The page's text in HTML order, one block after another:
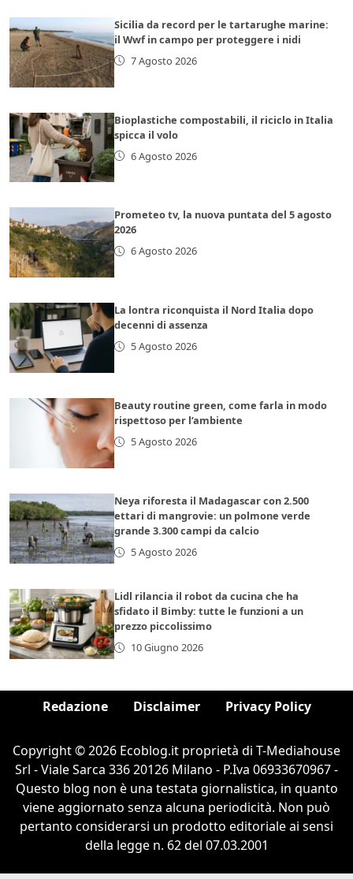
Sicilia da record per le tartarughe marine:
il Wwf in campo per proteggere i nidi
7 Agosto 2026
Bioplastiche compostabili, il riciclo in Italia
spicca il volo
6 Agosto 2026
Prometeo tv, la nuova puntata del 5 agosto
2026
6 Agosto 2026
La lontra riconquista il Nord Italia dopo
decenni di assenza
5 Agosto 2026
Beauty routine green, come farla in modo
rispettoso per l’ambiente
5 Agosto 2026
Neya riforesta il Madagascar con 2.500
ettari di mangrovie: un polmone verde
grande 3.300 campi da calcio
5 Agosto 2026
Lidl rilancia il robot da cucina che ha
sfidato il Bimby: tutte le funzioni a un
prezzo piccolissimo
10 Giugno 2026
Redazione Disclaimer Privacy Policy
Copyright © 2026 Ecoblog.it proprietà di T-Mediahouse
Srl - Viale Sarca 336 20126 Milano - P.Iva 06933670967 -
Questo blog non è una testata giornalistica, in quanto
viene aggiornato senza alcuna periodicità. Non può
pertanto considerarsi un prodotto editoriale ai sensi
della legge n. 62 del 07.03.2001